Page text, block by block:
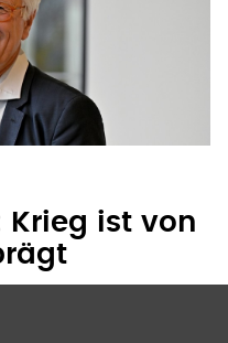
ist von